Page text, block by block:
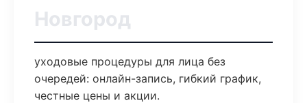
Новгород
уходовые процедуры для лица без
очередей: онлайн-запись, гибкий график,
честные цены и акции.